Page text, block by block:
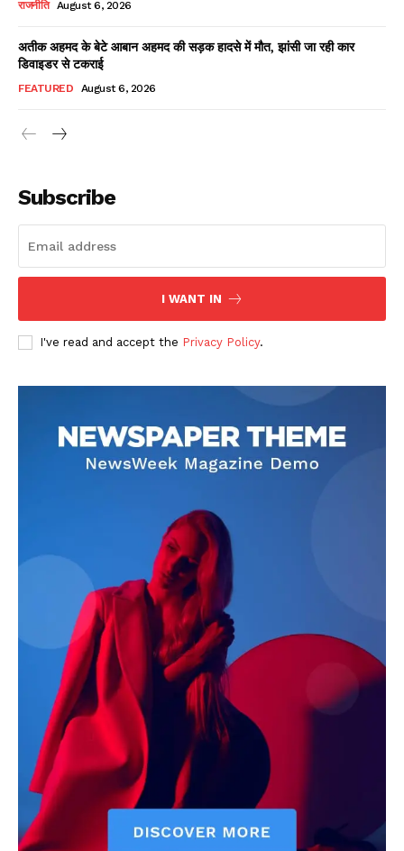
Read Latest News on AIN
DOWNLOAD NOW
AIN NEWS 1
Contact Us
About Us
Privacy Policy
Terms of Use Agreement
Facebook
X WhatsApp
Share
राजनीति August 6, 2026
अतीक अहमद के बेटे आबान अहमद की सड़क हादसे में मौत, झांसी जा रही कार
डिवाइडर से टकराई
FEATURED August 6, 2026
Subscribe
I WANT IN
I've read and accept the Privacy Policy.